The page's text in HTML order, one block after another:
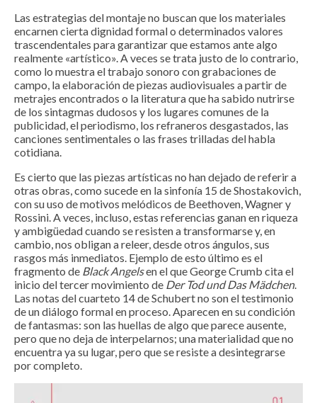
Las estrategias del montaje no buscan que los materiales
encarnen cierta dignidad formal o determinados valores
trascendentales para garantizar que estamos ante algo
realmente «artístico». A veces se trata justo de lo contrario,
como lo muestra el trabajo sonoro con grabaciones de
campo, la elaboración de piezas audiovisuales a partir de
metrajes encontrados o la literatura que ha sabido nutrirse
de los sintagmas dudosos y los lugares comunes de la
publicidad, el periodismo, los refraneros desgastados, las
canciones sentimentales o las frases trilladas del habla
cotidiana.
Es cierto que las piezas artísticas no han dejado de referir a
otras obras, como sucede en la sinfonía 15 de Shostakovich,
con su uso de motivos melódicos de Beethoven, Wagner y
Rossini. A veces, incluso, estas referencias ganan en riqueza
y ambigüedad cuando se resisten a transformarse y, en
cambio, nos obligan a releer, desde otros ángulos, sus
rasgos más inmediatos. Ejemplo de esto último es el
fragmento de Black Angelsen el que George Crumb cita el
inicio del tercer movimiento de Der Tod und Das Mädchen.
Las notas del cuarteto 14 de Schubert no son el testimonio
de un diálogo formal en proceso. Aparecen en su condición
de fantasmas: son las huellas de algo que parece ausente,
pero que no deja de interpelarnos; una materialidad que no
encuentra ya su lugar, pero que se resiste a desintegrarse
por completo.